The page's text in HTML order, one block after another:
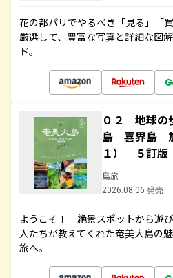
花の都パリでやるべき「見る」「
厳選して、豊富な写真と詳細な図
ド。
０２ 地球
島 喜界島
１） ５訂版
島旅
2026.08.06 発売
ようこそ！ 絶景スポットから遊
人たちが教えてくれた奄美大島の
旅へ。